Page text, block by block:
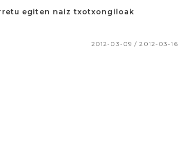
egiten naiz txotxongiloak
2012-03-09 / 2012-03-16